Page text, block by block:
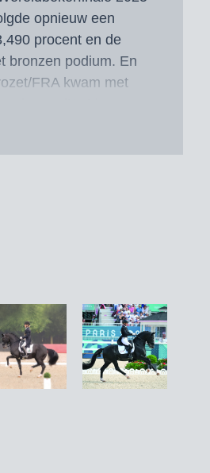
opnieuw een
procent en de
bronzen podium. En
FRA kwam met
resultaat boven
DEN. In 2019 had hij
gewonnen, iets wat
hengst in de lange
de twee
ooit
manier
de sterke